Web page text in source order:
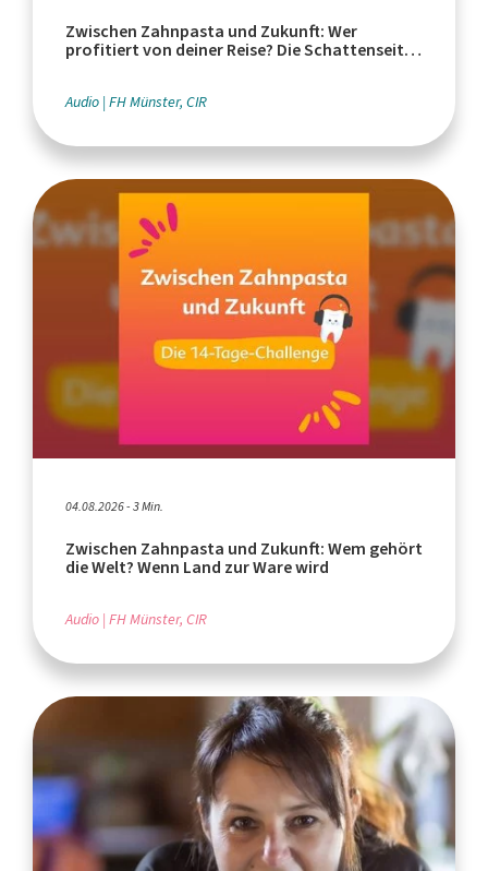
Zwischen Zahnpasta und Zukunft: Wer
profitiert von deiner Reise? Die Schattenseiten
Audio FH Münster, CIR
04.08.2026 - 3 Min.
Zwischen Zahnpasta und Zukunft: Wem gehört
die Welt? Wenn Land zur Ware wird
Audio FH Münster, CIR